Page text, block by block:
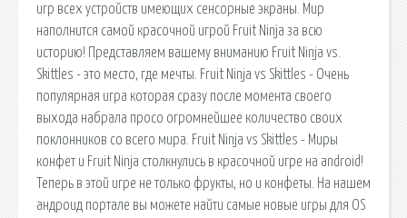
игр всех устройств имеющих сенсорные экраны. Мир
наполнится самой красочной игрой Fruit Ninja за всю
историю! Представляем вашему вниманию Fruit Ninja vs.
Skittles - это место, где мечты. Fruit Ninja vs Skittles - Очень
популярная игра которая сразу после момента своего
выхода набрала просо огромнейшее количество своих
поклонников со всего мира. Fruit Ninja vs Skittles - Миры
конфет и Fruit Ninja столкнулись в красочной игре на android!
Теперь в этой игре не только фрукты, но и конфеты. На нашем
андроид портале вы можете найти самые новые игры для OS